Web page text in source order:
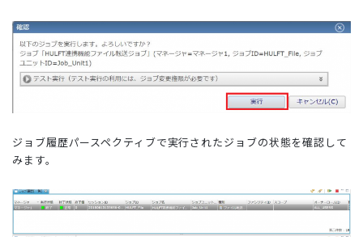
ジョブ履歴パースペクティブで実行されたジョブの状態を確認して
みます。